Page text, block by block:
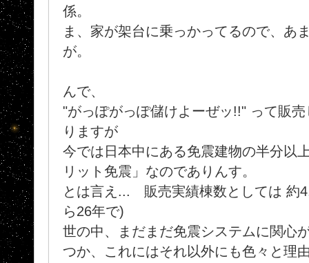
係。
ま、家が架台に乗っかってるので、あ
が。
んで、
"がっぽがっぽ儲けよーぜッ!!" って販
りますが
今では日本中にある免震建物の半分以
リット免震」なのでありんす。
とは言え... 販売実績棟数としては 約
ら26年で)
世の中、まだまだ免震システムに関心
つか、これにはそれ以外にも色々と理